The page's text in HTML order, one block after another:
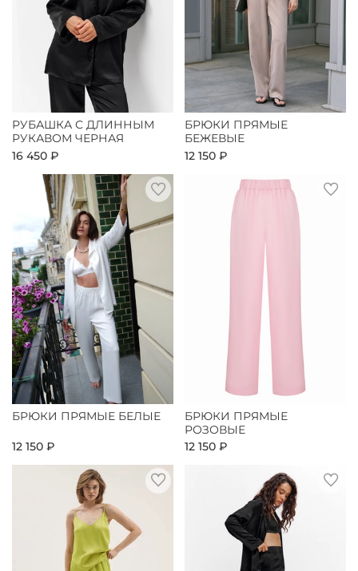
РУБАШКА С ДЛИННЫМ
РУКАВОМ ЧЕРНАЯ
16 450 ₽
БРЮКИ ПРЯМЫЕ
БЕЖЕВЫЕ
12 150 ₽
БРЮКИ ПРЯМЫЕ БЕЛЫЕ
12 150 ₽
БРЮКИ ПРЯМЫЕ
РОЗОВЫЕ
12 150 ₽